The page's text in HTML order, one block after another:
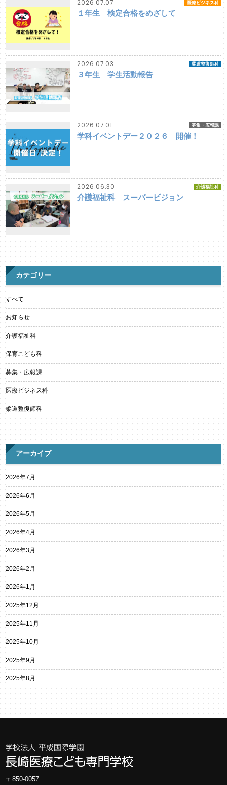
2026.07.07 医療ビジネス科
１年生 検定合格をめざして
2026.07.03 柔道整復師科
３年生 学生活動報告
2026.07.01 募集・広報課
学科イベントデー２０２６ 開催！
2026.06.30 介護福祉科
介護福祉科 スーパービジョン
カテゴリー
すべて
お知らせ
介護福祉科
保育こども科
募集・広報課
医療ビジネス科
柔道整復師科
アーカイブ
2026年7月
2026年6月
2026年5月
2026年4月
2026年3月
2026年2月
2026年1月
2025年12月
2025年11月
2025年10月
2025年9月
2025年8月
〒850-0057